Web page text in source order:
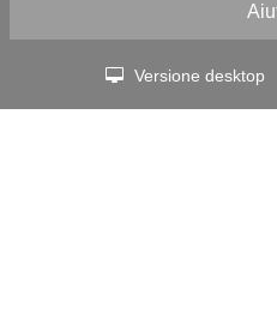
Versione desktop